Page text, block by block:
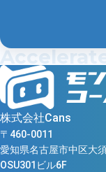
株式会社Cans
〒460-0011
愛知県名古屋市中区大
OSU301ビル6F